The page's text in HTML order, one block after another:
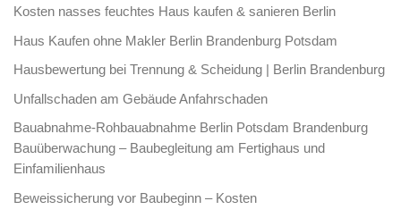
Kosten nasses feuchtes Haus kaufen & sanieren Berlin
Haus Kaufen ohne Makler Berlin Brandenburg Potsdam
Hausbewertung bei Trennung & Scheidung | Berlin Brandenburg
Unfallschaden am Gebäude Anfahrschaden
Bauabnahme-Rohbauabnahme Berlin Potsdam Brandenburg
Bauüberwachung – Baubegleitung am Fertighaus und
Einfamilienhaus
Beweissicherung vor Baubeginn – Kosten